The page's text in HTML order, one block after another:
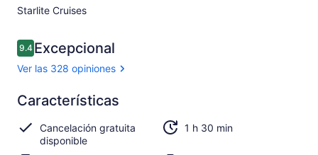
Starlite Cruises​
Opiniones
9.49.4 de 10,
Excepcional
Ver las 328 opiniones
9.49.4 de 10
Excepcional
Ver 328
opiniones
Características
Cancelación gratuita
disponible
1 h 30 min